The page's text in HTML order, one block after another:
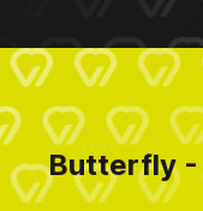
Butterfly